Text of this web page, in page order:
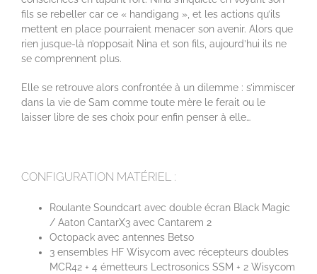
fils se rebeller car ce « handigang », et les actions qu’ils
mettent en place pourraient menacer son avenir. Alors que
rien jusque-là n’opposait Nina et son fils, aujourd’hui ils ne
se comprennent plus.
Elle se retrouve alors confrontée à un dilemme : s’immiscer
dans la vie de Sam comme toute mère le ferait ou le
laisser libre de ses choix pour enfin penser à elle…
CONFIGURATION MATÉRIEL :
Roulante Soundcart avec double écran Black Magic
/ Aaton CantarX3 avec Cantarem 2
Octopack avec antennes Betso
3 ensembles HF Wisycom avec récepteurs doubles
MCR42 + 4 émetteurs Lectrosonics SSM + 2 Wisycom